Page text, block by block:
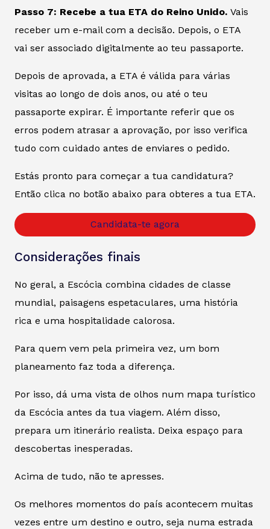
Passo 7: Recebe a tua ETA do Reino Unido. Vais
receber um e-mail com a decisão. Depois, o ETA
vai ser associado digitalmente ao teu passaporte.
Depois de aprovada, a ETA é válida para várias
visitas ao longo de dois anos, ou até o teu
passaporte expirar. É importante referir que os
erros podem atrasar a aprovação, por isso verifica
tudo com cuidado antes de enviares o pedido.
Estás pronto para começar a tua candidatura?
Então clica no botão abaixo para obteres a tua ETA.
Candidata-te agora
Considerações finais
No geral, a Escócia combina cidades de classe
mundial, paisagens espetaculares, uma história
rica e uma hospitalidade calorosa.
Para quem vem pela primeira vez, um bom
planeamento faz toda a diferença.
Por isso, dá uma vista de olhos num mapa turístico
da Escócia antes da tua viagem. Além disso,
prepara um itinerário realista. Deixa espaço para
descobertas inesperadas.
Acima de tudo, não te apresses.
Os melhores momentos do país acontecem muitas
vezes entre um destino e outro, seja numa estrada